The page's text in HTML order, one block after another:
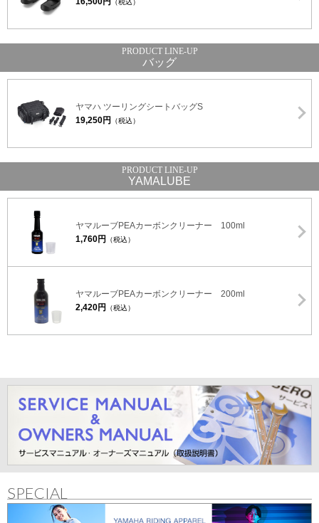
（税込）
バッグ
ヤマハ ツーリングシートバッグS
19,250円 （税込）
YAMALUBE
ヤマルーブPEAカーボンクリーナー 100ml
1,760円 （税込）
ヤマルーブPEAカーボンクリーナー 200ml
2,420円 （税込）
SPECIAL